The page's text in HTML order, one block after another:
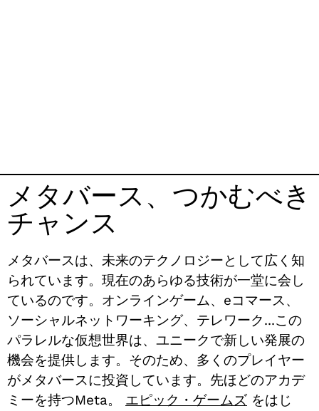
メタバース、つかむべき
チャンス
メタバースは、未来のテクノロジーとして広く知
られています。現在のあらゆる技術が一堂に会し
ているのです。オンラインゲーム、eコマース、
ソーシャルネットワーキング、テレワーク...この
パラレルな仮想世界は、ユニークで新しい発展の
機会を提供します。そのため、多くのプレイヤー
がメタバースに投資しています。先ほどのアカデ
ミーを持つMeta。 エピック・ゲームズ をはじ